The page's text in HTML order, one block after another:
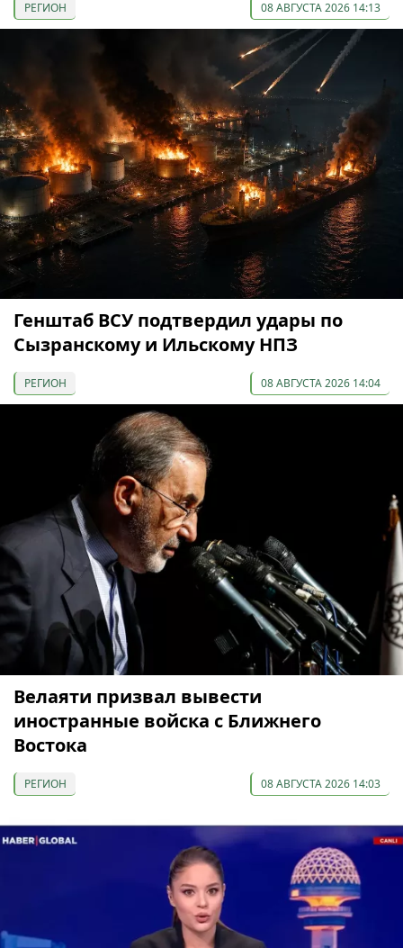
РЕГИОН 08 АВГУСТА 2026 14:13
Генштаб ВСУ подтвердил удары по
Сызранскому и Ильскому НПЗ
РЕГИОН 08 АВГУСТА 2026 14:04
Велаяти призвал вывести
иностранные войска с Ближнего
Востока
РЕГИОН 08 АВГУСТА 2026 14:03